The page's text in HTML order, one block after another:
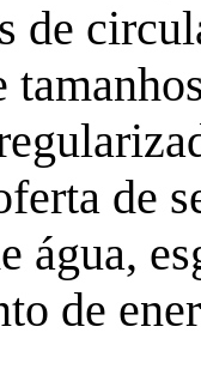
de
de
água,
de